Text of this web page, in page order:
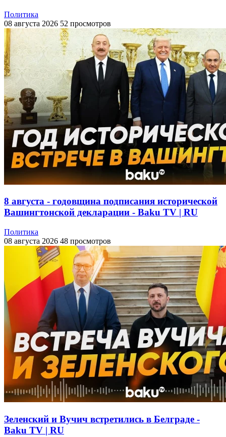
Политика
08 августа 2026 52 просмотров
8 августа - годовщина подписания исторической
Вашингтонской декларации - Baku TV | RU
Политика
08 августа 2026 48 просмотров
Зеленский и Вучич встретились в Белграде -
Baku TV | RU